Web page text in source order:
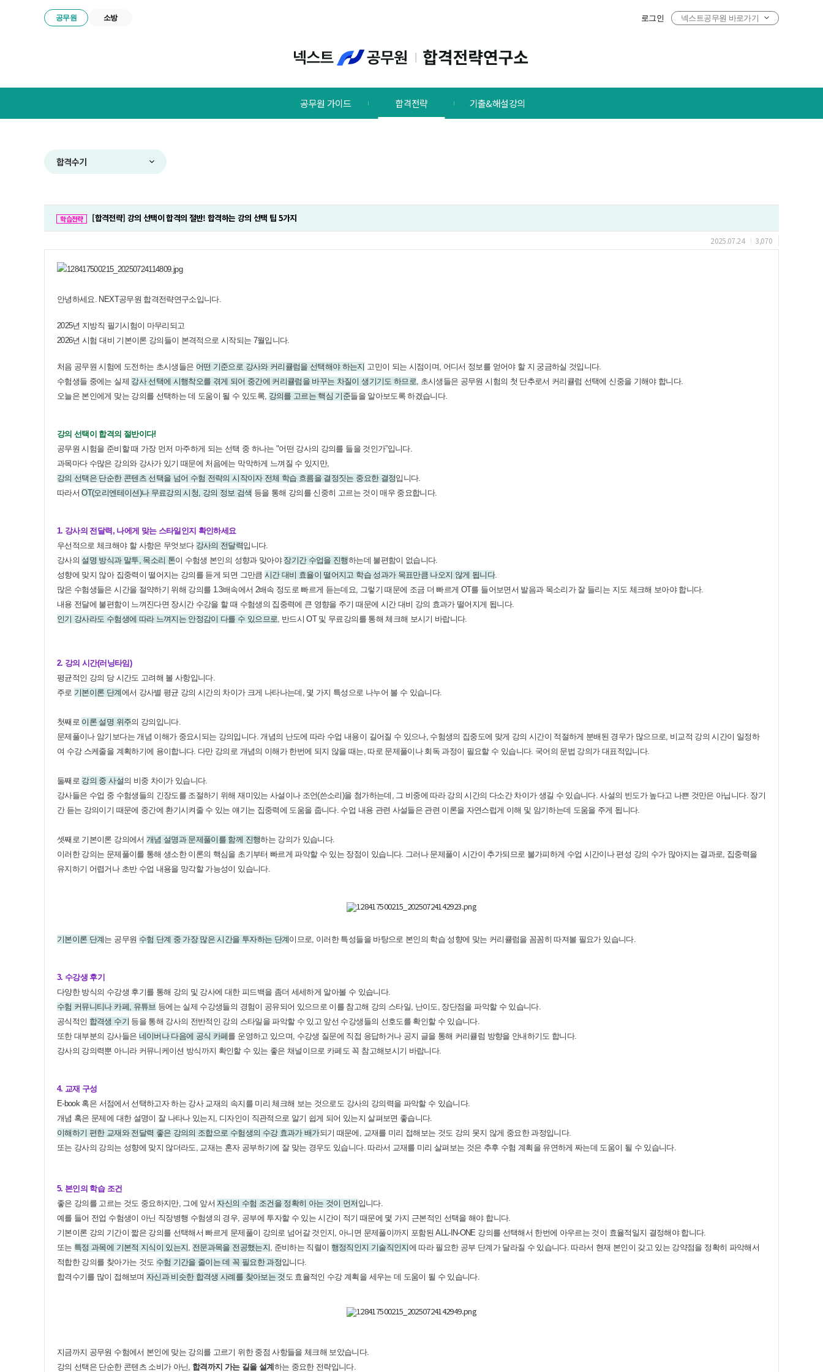
공무원 소방 로그인 넥스트공무원 바로가기
트
공무원 가이드 합격전략 기출&해설강의
합격수기
학습전략 [합격전략] 강의 선택이 합격의 절반! 합격하는 강의 선택 팁 5가지
2025.07.24 3,070
안녕하세요. NEXT공무원 합격전략연구소입니다.
2025년 지방직 필기시험이 마무리되고
2026년 시험 대비 기본이론 강의들이 본격적으로 시작되는 7월입니다.
처음 공무원 시험에 도전하는 초시생들은 어떤 기준으로 강사와 커리큘럼을 선택해야 하는지 고민이 되는 시점이며, 어디서 정보를 얻어야 할 지 궁금하실 것입니다.
수험생들 중에는 실제 강사 선택에 시행착오를 겪게 되어 중간에 커리큘럼을 바꾸는 차질이 생기기도 하므로, 초시생들은 공무원 시험의 첫 단추로서 커리큘럼 선택에 신중을 기해야 합니다.
오늘은 본인에게 맞는 강의를 선택하는 데 도움이 될 수 있도록, 강의를 고르는 핵심 기준들을 알아보도록 하겠습니다.
강의 선택이 합격의 절반이다!
공무원 시험을 준비할 때 가장 먼저 마주하게 되는 선택 중 하나는 "어떤 강사의 강의를 들을 것인가”입니다.
과목마다 수많은 강의와 강사가 있기 때문에 처음에는 막막하게 느껴질 수 있지만,
강의 선택은 단순한 콘텐츠 선택을 넘어 수험 전략의 시작이자 전체 학습 흐름을 결정짓는 중요한 결정입니다.
따라서OT(오리엔테이션)나 무료강의 시청, 강의 정보 검색 등을 통해 강의를 신중히 고르는 것이 매우 중요합니다.
1. 강사의 전달력, 나에게 맞는 스타일인지 확인하세요
우선적으로 체크해야 할 사항은 무엇보다 강사의 전달력입니다.
강사의 설명 방식과 말투, 목소리 톤이 수험생 본인의 성향과 맞아야 장기간 수업을 진행하는데 불편함이 없습니다.
성향에 맞지 않아 집중력이 떨어지는 강의를 듣게 되면 그만큼 시간 대비 효율이 떨어지고 학습 성과가 목표만큼 나오지 않게 됩니다.
많은 수험생들은 시간을 절약하기 위해 강의를 1.3배속에서 2배속 정도로 빠르게 듣는데요, 그렇기 때문에 조금 더 빠르게 OT를 들어보면서 발음과 목소리가 잘 들리는 지도 체크해 보아야 합니다.
내용 전달에 불편함이 느껴진다면 장시간 수강을 할 때 수험생의 집중력에 큰 영향을 주기 때문에 시간 대비 강의 효과가 떨어지게 됩니다.
인기 강사라도 수험생에 따라 느껴지는 안정감이 다를 수 있으므로, 반드시 OT 및 무료강의를 통해 체크해 보시기 바랍니다.
2. 강의 시간(러닝타임)
평균적인 강의 당 시간도 고려해 볼 사항입니다.
주로 기본이론 단계에서 강사별 평균 강의 시간의 차이가 크게 나타나는데, 몇 가지 특성으로 나누어 볼 수 있습니다.
첫째로 이론 설명 위주의 강의입니다.
문제풀이나 암기보다는 개념 이해가 중요시되는 강의입니다. 개념의 난도에 따라 수업 내용이 길어질 수 있으나, 수험생의 집중도에 맞게 강의 시간이 적절하게 분배된 경우가 많으므로, 비교적 강의 시간이 일정하
여 수강 스케줄을 계획하기에 용이합니다. 다만 강의로 개념의 이해가 한번에 되지 않을 때는, 따로 문제풀이나 회독 과정이 필요할 수 있습니다. 국어의 문법 강의가 대표적입니다.
둘째로 강의 중 사설의 비중 차이가 있습니다.
강사들은 수업 중 수험생들의 긴장도를 조절하기 위해 재미있는 사설이나 조언(쓴소리)을 첨가하는데, 그 비중에 따라 강의 시간의 다소간 차이가 생길 수 있습니다. 사설의 빈도가 높다고 나쁜 것만은 아닙니다. 장기
간 듣는 강의이기 때문에 중간에 환기시켜줄 수 있는 얘기는 집중력에 도움을 줍니다. 수업 내용 관련 사설들은 관련 이론을 자연스럽게 이해 및 암기하는데 도움을 주게 됩니다.
셋째로 기본이론 강의에서 개념 설명과 문제풀이를 함께 진행하는 강의가 있습니다.
이러한 강의는 문제풀이를 통해 생소한 이론의 핵심을 초기부터 빠르게 파악할 수 있는 장점이 있습니다. 그러나 문제풀이 시간이 추가되므로 불가피하게 수업 시간이나 편성 강의 수가 많아지는 결과로, 집중력을
유지하기 어렵거나 초반 수업 내용을 망각할 가능성이 있습니다.
기본이론 단계는 공무원 수험 단계 중 가장 많은 시간을 투자하는 단계이므로, 이러한 특성들을 바탕으로 본인의 학습 성향에 맞는 커리큘럼을 꼼꼼히 따져볼 필요가 있습니다.
3. 수강생 후기
다양한 방식의 수강생 후기를 통해 강의 및 강사에 대한 피드백을 좀더 세세하게 알아볼 수 있습니다.
수험 커뮤니티나 카페, 유튜브 등에는 실제 수강생들의 경험이 공유되어 있으므로 이를 참고해 강의 스타일, 난이도, 장단점을 파악할 수 있습니다.
공식적인 합격생 수기 등을 통해 강사의 전반적인 강의 스타일을 파악할 수 있고 앞선 수강생들의 선호도를 확인할 수 있습니다.
또한 대부분의 강사들은 네이버나 다음에 공식 카페를 운영하고 있으며, 수강생 질문에 직접 응답하거나 공지 글을 통해 커리큘럼 방향을 안내하기도 합니다.
강사의 강의력뿐 아니라 커뮤니케이션 방식까지 확인할 수 있는 좋은 채널이므로 카페도 꼭 참고해보시기 바랍니다.
4. 교재 구성
E-book 혹은 서점에서 선택하고자 하는 강사 교재의 속지를 미리 체크해 보는 것으로도 강사의 강의력을 파악할 수 있습니다.
개념 혹은 문제에 대한 설명이 잘 나타나 있는지, 디자인이 직관적으로 알기 쉽게 되어 있는지 살펴보면 좋습니다.
이해하기 편한 교재와 전달력 좋은 강의의 조합으로 수험생의 수강 효과가 배가되기 때문에, 교재를 미리 접해보는 것도 강의 못지 않게 중요한 과정입니다.
또는 강사의 강의는 성향에 맞지 않더라도, 교재는 혼자 공부하기에 잘 맞는 경우도 있습니다. 따라서 교재를 미리 살펴보는 것은 추후 수험 계획을 유연하게 짜는데 도움이 될 수 있습니다.
5. 본인의 학습 조건
좋은 강의를 고르는 것도 중요하지만, 그에 앞서 자신의 수험 조건을 정확히 아는 것이 먼저 입니다.
예를 들어 전업 수험생이 아닌 직장병행 수험생의 경우, 공부에 투자할 수 있는 시간이 적기 때문에 몇 가지 근본적인 선택을 해야 합니다.
기본이론 강의 기간이 짧은 강의를 선택해서 빠르게 문제풀이 강의로 넘어갈 것인지, 아니면 문제풀이까지 포함된 ALL-IN-ONE 강의를 선택해서 한번에 아우르는 것이 효율적일지 결정해야 합니다.
또는 특정 과목에 기본적 지식이 있는지, 전문과목을 전공했는지, 준비하는 직렬이 행정직인지 기술직인지에 따라 필요한 공부 단계가 달라질 수 있습니다. 따라서 현재 본인이 갖고 있는 강약점을 정확히 파악해서
적합한 강의를 찾아가는 것도 수험 기간을 줄이는 데 꼭 필요한 과정입니다.
합격수기를 많이 접해보며 자신과 비슷한 합격생 사례를 찾아보는 것 도 효율적인 수강 계획을 세우는 데 도움이 될 수 있습니다.
지금까지 공무원 수험에서 본인에 맞는 강의를 고르기 위한 중점 사항들을 체크해 보았습니다.
강의 선택은 단순한 콘텐츠 소비가 아닌, 합격까지 가는 길을 설계 하는 중요한 전략입니다.